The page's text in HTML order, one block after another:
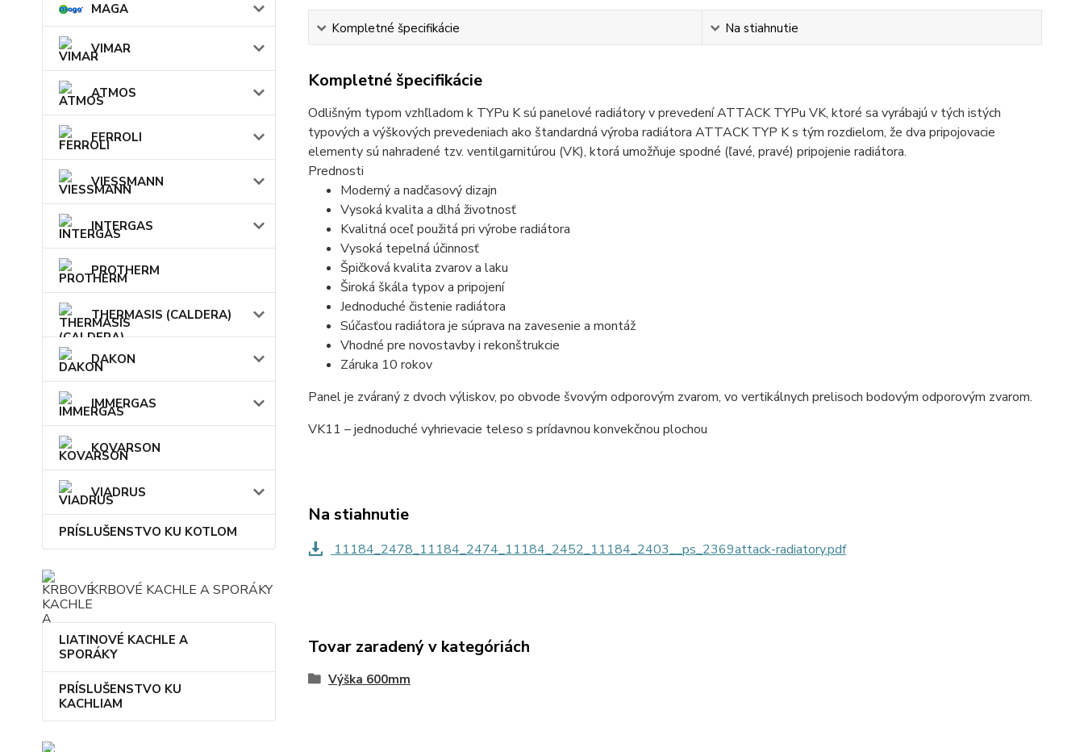
MAGA
VIMAR
ATMOS
FERROLI
VIESSMANN
INTERGAS
PROTHERM
THERMASIS (CALDERA)
DAKON
IMMERGAS
KOVARSON
VIADRUS
PRÍSLUŠENSTVO KU KOTLOM
KRBOVÉ KACHLE A SPORÁKY
LIATINOVÉ KACHLE A
SPORÁKY
PRÍSLUŠENSTVO KU
KACHLIAM
Kompletné špecifikácie Na stiahnutie
Kompletné špecifikácie
Odlišným typom vzhľladom k TYPu K sú panelové radiátory v prevedení ATTACK TYPu VK, ktoré sa vyrábajú v tých istých
typových a výškových prevedeniach ako štandardná výroba radiátora ATTACK TYP K s tým rozdielom, že dva pripojovacie
elementy sú nahradené tzv. ventilgarnitúrou (VK), ktorá umožňuje spodné (ľavé, pravé) pripojenie radiátora.
Prednosti
Moderný a nadčasový dizajn
Vysoká kvalita a dlhá životnosť
Kvalitná oceľ použitá pri výrobe radiátora
Vysoká tepelná účinnosť
Špičková kvalita zvarov a laku
Široká škála typov a pripojení
Jednoduché čistenie radiátora
Súčasťou radiátora je súprava na zavesenie a montáž
Vhodné pre novostavby i rekonštrukcie
Záruka 10 rokov
Panel je zváraný z dvoch výliskov, po obvode švovým odporovým zvarom, vo vertikálnych prelisoch bodovým odporovým zvarom.
VK11 – jednoduché vyhrievacie teleso s prídavnou konvekčnou plochou
Na stiahnutie
11184_2478_11184_2474_11184_2452_11184_2403__ps_2369attack-radiatory.pdf
Tovar zaradený v kategóriách
Výška 600mm